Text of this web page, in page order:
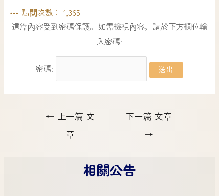
點閱次數： 1,365
這篇內容受到密碼保護。如需檢視內容，請於下方欄位輸
入密碼:
密碼:
← 上一篇 文
章
下一篇 文章
→
相關公告